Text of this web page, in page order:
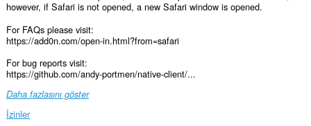
however, if Safari is not opened, a new Safari window is opened.
For FAQs please visit:
https://add0n.com/open-in.html?from=safari
For bug reports visit:
https://github.com/andy-portmen/native-client/...
Daha fazlasını göster
İzinler